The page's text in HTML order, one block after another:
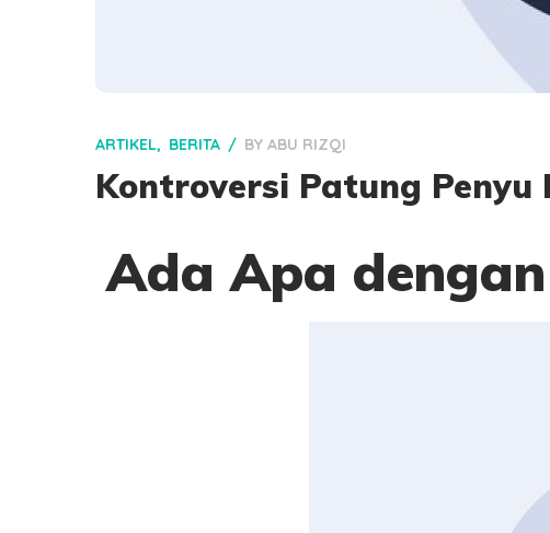
ARTIKEL BERITA BY ABU RIZQI
Kontroversi Patung
Ada Apa